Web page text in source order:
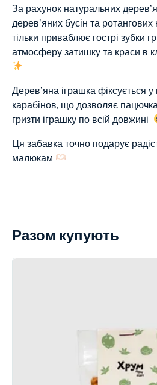
За рахунок натуральних
деревʼяних бусін та ротангових
тільки приваблює гострі зубки
атмосферу затишку та краси в
Деревʼяна іграшка фіксується
карабінов, що дозволяє
гризти іграшку по всій довжині
Ця забавка точно подарує
малюкам
Разом купують